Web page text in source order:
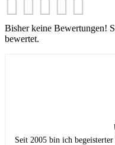
Bisher keine Bewertungen!
bewertet.
Seit 2005 bin ich